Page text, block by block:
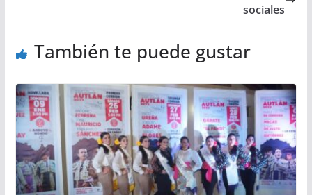
sociales
También te puede gustar